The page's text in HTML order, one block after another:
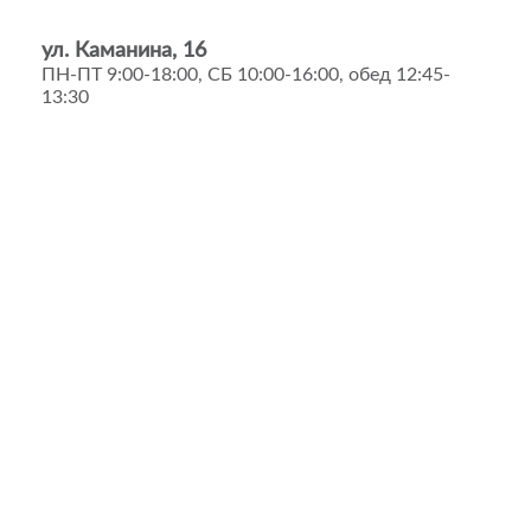
ул. Каманина, 16
ПН-ПТ 9:00-18:00, СБ 10:00-16:00, обед 12:45-
13:30